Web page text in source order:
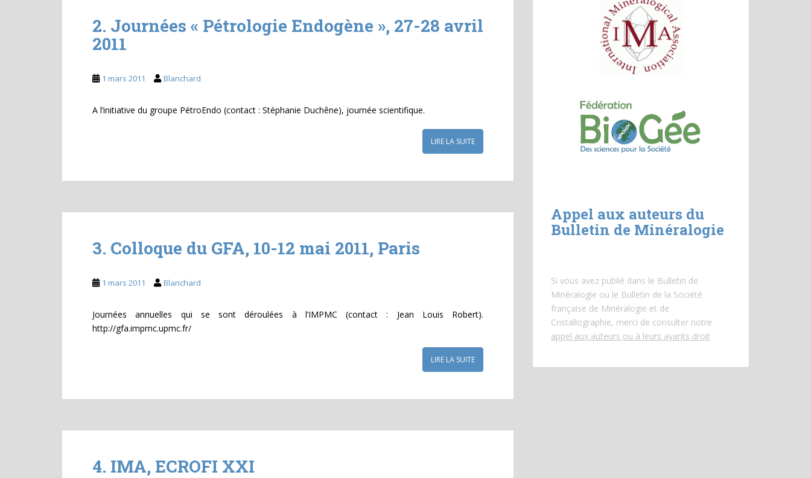
2. Journées « Pétrologie Endogène », 27-28 avril
2011
1 mars 2011 Blanchard
A l’initiative du groupe PétroEndo (contact : Stéphanie Duchêne), journée scientifique.
LIRE LA SUITE
3. Colloque du GFA, 10-12 mai 2011, Paris
1 mars 2011 Blanchard
Journées annuelles qui se sont déroulées à l’IMPMC (contact : Jean Louis Robert).
http://gfa.impmc.upmc.fr/
LIRE LA SUITE
4. IMA, ECROFI XXI
Appel aux auteurs du
Bulletin de Minéralogie
Si vous avez publié dans le Bulletin de
Minéralogie ou le Bulletin de la Société
française de Minéralogie et de
Cristallographie, merci de consulter notre
appel aux auteurs ou à leurs ayants droit